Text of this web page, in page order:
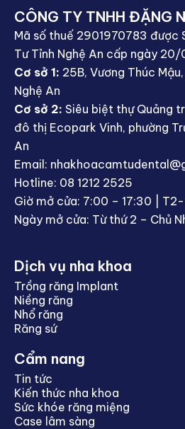
CÔNG TY TNHH ĐẶNG
Mã số thuế 2901970783 được
Tư Tỉnh Nghệ An cấp ngày
Cơ sở 1: 25B, Vương Thúc
Nghệ An
Cơ sở 2: Siêu biệt thự Quảng
đô thị Ecopark Vinh, phường
An
Email:
Hotline: 08 1212 2525
Giờ mở cửa: 7:00 – 17:30 | T2-
Ngày mở cửa: Từ thứ 2 – Chủ
Dịch vụ nha khoa
Trồng răng Implant
Niềng răng
Nhổ răng
Răng sứ
Cẩm nang
Tin tức
Kiến thức nha khoa
Sức khóe răng miệng
Case lâm sàng